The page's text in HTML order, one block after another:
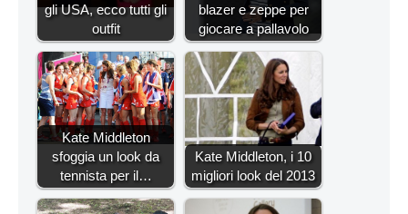
gli USA, ecco tutti gli
outfit
blazer e zeppe per
giocare a pallavolo
Kate Middleton
sfoggia un look da
tennista per il…
Kate Middleton, i 10
migliori look del 2013